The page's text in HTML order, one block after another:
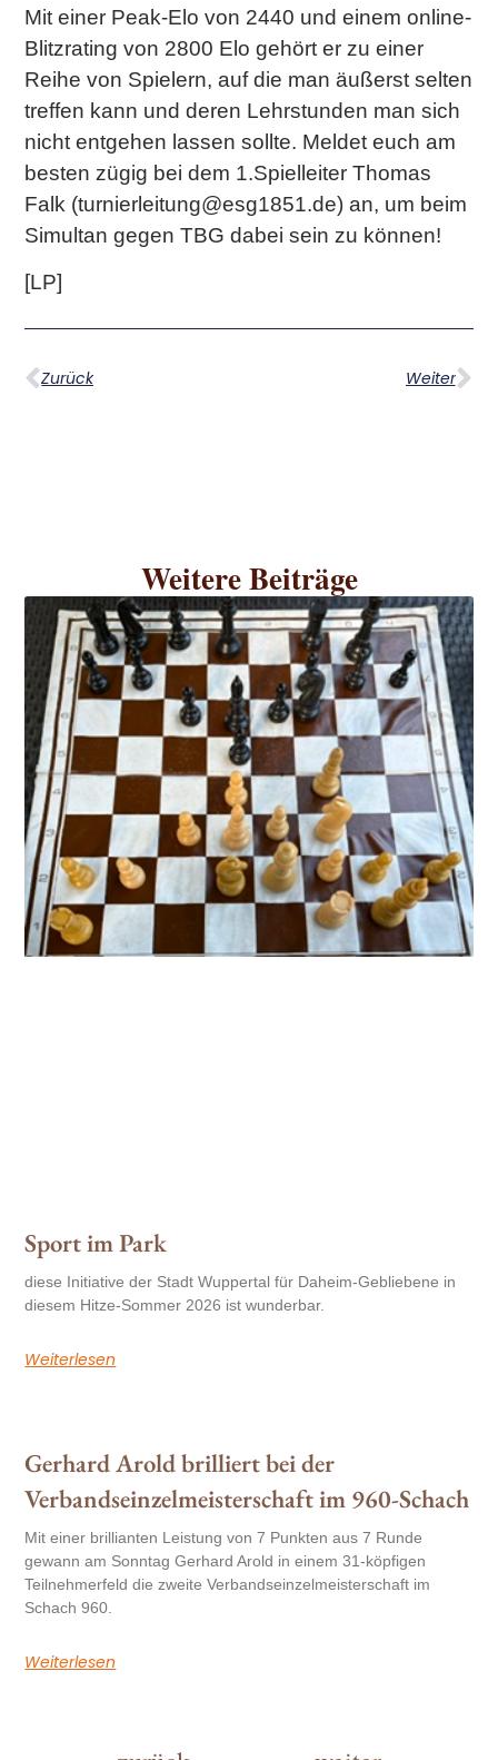
Mit einer Peak-Elo von 2440 und einem online-
Blitzrating von 2800 Elo gehört er zu einer
Reihe von Spielern, auf die man äußerst selten
treffen kann und deren Lehrstunden man sich
nicht entgehen lassen sollte. Meldet euch am
besten zügig bei dem 1.Spielleiter Thomas
Falk (turnierleitung@esg1851.de) an, um beim
Simultan gegen TBG dabei sein zu können!
[LP]
Zurück Weiter
Weitere Beiträge
Sport im Park
diese Initiative der Stadt Wuppertal für Daheim-Gebliebene in
diesem Hitze-Sommer 2026 ist wunderbar.
Weiterlesen
Gerhard Arold brilliert bei der
Verbandseinzelmeisterschaft im 960-Schach
Mit einer brillianten Leistung von 7 Punkten aus 7 Runde
gewann am Sonntag Gerhard Arold in einem 31-köpfigen
Teilnehmerfeld die zweite Verbandseinzelmeisterschaft im
Schach 960.
Weiterlesen